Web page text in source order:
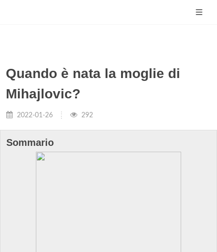
Quando è nata la moglie di
Mihajlovic?
2022-01-26 292
Sommario